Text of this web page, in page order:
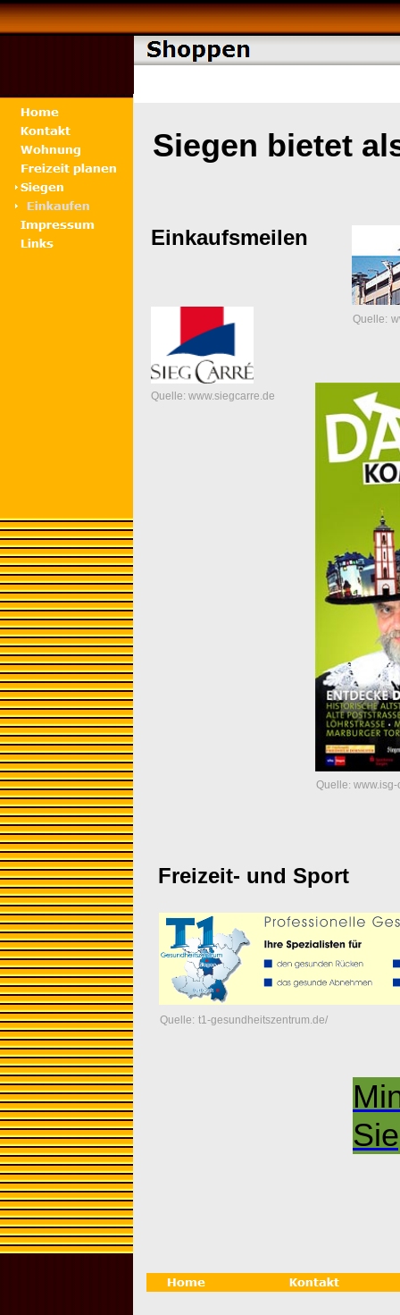
Siegen bietet
Einkaufsmeilen
Quelle: www.siegcarre.de
Quelle:
Quelle:
Freizeit- und Sport
Quelle: t1-gesundheitszentrum.de/